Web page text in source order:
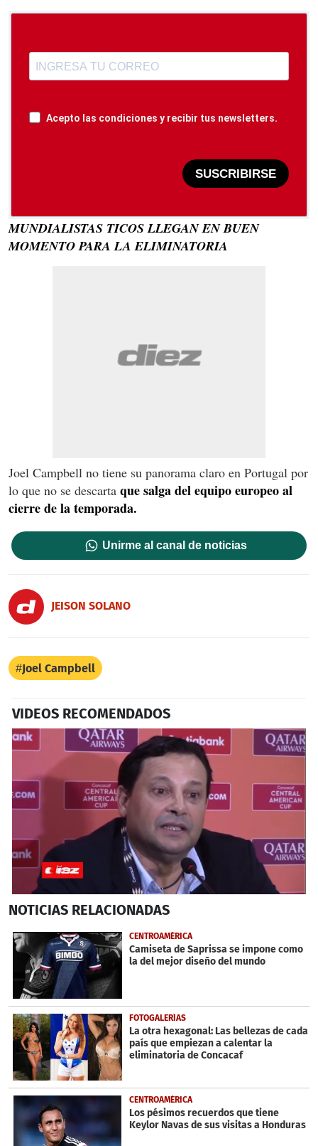
Acepto las condiciones y recibir tus newsletters.
SUSCRIBIRSE
MUNDIALISTAS TICOS LLEGAN EN BUEN
MOMENTO PARA LA ELIMINATORIA
Joel Campbell no tiene su panorama claro en Portugal por
lo que no se descarta que salga del equipo europeo al
cierre de la temporada.
Unirme al canal de noticias
JEISON SOLANO
Joel Campbell
VIDEOS RECOMENDADOS
seconds
2
minutes,
16
seconds
NOTICIAS RELACIONADAS
CENTROAMÉRICA
Camiseta de Saprissa se impone como
la del mejor diseño del mundo
FOTOGALERÍAS
La otra hexagonal: Las bellezas de cada
país que empiezan a calentar la
eliminatoria de Concacaf
CENTROAMÉRICA
Los pésimos recuerdos que tiene
Keylor Navas de sus visitas a Honduras